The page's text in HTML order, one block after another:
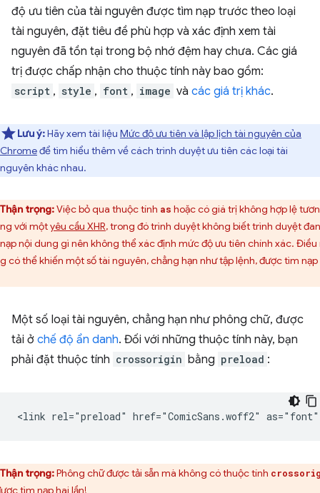
độ ưu tiên của tài nguyên được tìm nạp trước theo loại
tài nguyên, đặt tiêu đề phù hợp và xác định xem tài
nguyên đã tồn tại trong bộ nhớ đệm hay chưa. Các giá
trị được chấp nhận cho thuộc tính này bao gồm:
script , style , font , image và các giá trị khác.
Lưu ý:Hãy xem tài liệu Mức độ ưu tiên và lập lịch tài nguyên của
Chromeđể tìm hiểu thêm về cách trình duyệt ưu tiên các loại tài
nguyên khác nhau.
Thận trọng:Việc bỏ qua thuộc tính as hoặc có giá trị không hợp lệ
với mộtyêu cầu XHR, trong đó trình duyệt không biết trình duyệt
nội dung gì nên không thể xác định mức độ ưu tiên chính xác. Điều
có thể khiến một số tài nguyên, chẳng hạn như tập lệnh, được tìm nạp
Một số loại tài nguyên, chẳng hạn như phông chữ, được
tải ở chế độ ẩn danh. Đối với những thuộc tính này, bạn
phải đặt thuộc tính crossorigin bằng preload :
Thận trọng:Phông chữ được tải sẵn mà không có thuộc tính
tìm nạp hai lần!